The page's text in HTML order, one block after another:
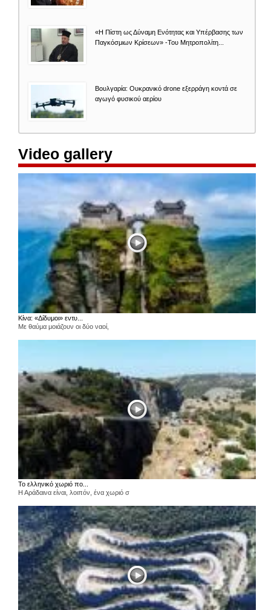
«Η Πίστη ως Δύναμη Ενότητας και Υπέρβασης των
Παγκόσμιων Κρίσεων» -Του Μητροπολίτη...
Βουλγαρία: Ουκρανικό drone εξερράγη κοντά σε
αγωγό φυσικού αερίου
Video gallery
Κίνα: «Δίδυμοι» εντυ...
Με θαύμα μοιάζουν οι δύο ναοί,
Το ελληνικό χωριό πο...
Η Αράδαινα είναι, λοιπόν, ένα χωριό σ